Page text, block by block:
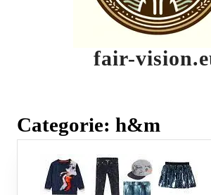
fair-
Categorie: h&m